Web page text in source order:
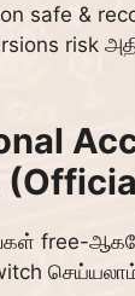
safe &
risk
free-